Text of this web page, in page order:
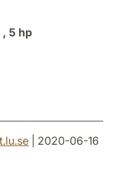
, 5 hp
.se | 2020-06-16